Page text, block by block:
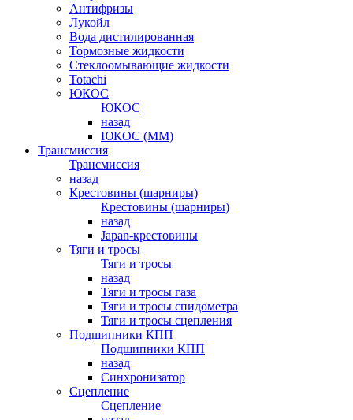
Антифризы
Лукойл
Вода дистилированная
Тормозные жидкости
Стеклоомывающие жидкости
Totachi
ЮКОС
ЮКОС
назад
ЮКОС (ММ)
Трансмиссия
Трансмиссия
назад
Крестовины (шарниры)
Крестовины (шарниры)
назад
Japan-крестовины
Тяги и тросы
Тяги и тросы
назад
Тяги и тросы газа
Тяги и тросы спидометра
Тяги и тросы сцепления
Подшипники КПП
Подшипники КПП
назад
Синхронизатор
Сцепление
Сцепление